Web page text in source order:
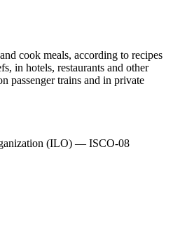
cook meals, according to recipes
in hotels, restaurants and other
passenger trains and in private
(ILO) — ISCO-08